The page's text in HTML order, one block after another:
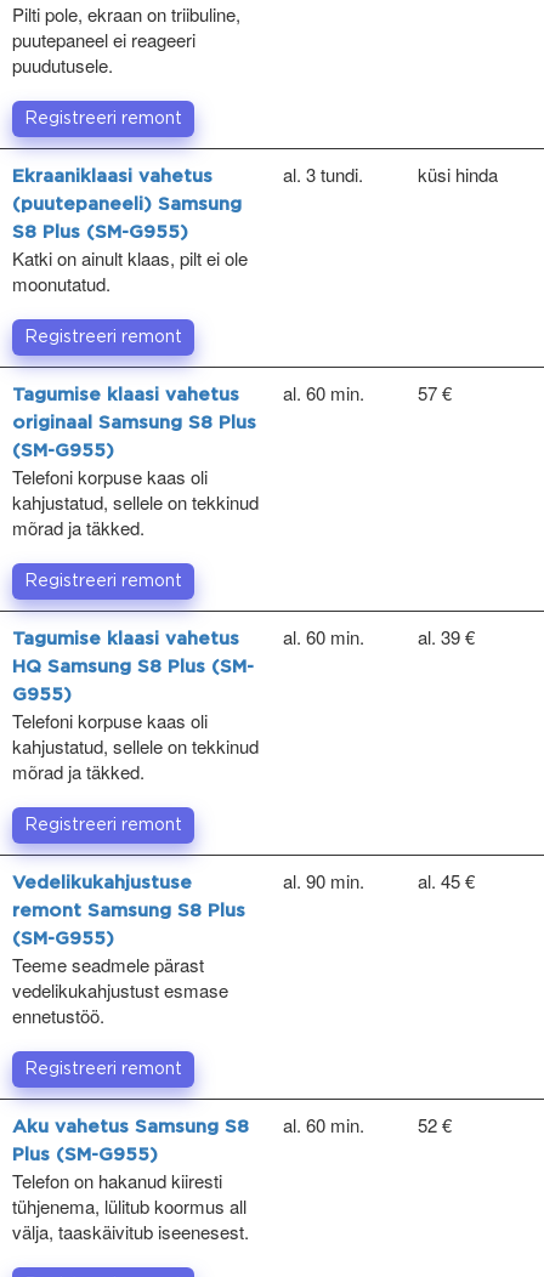
Pilti pole, ekraan on triibuline,
puutepaneel ei reageeri
puudutusele.
Registreeri remont
Ekraaniklaasi vahetus
(puutepaneeli) Samsung
S8 Plus (SM-G955)
Katki on ainult klaas, pilt ei ole
moonutatud.
al. 3 tundi. küsi hinda
Registreeri remont
Tagumise klaasi vahetus
originaal Samsung S8 Plus
(SM-G955)
Telefoni korpuse kaas oli
kahjustatud, sellele on tekkinud
mõrad ja täkked.
al. 60 min. 57 €
Registreeri remont
Tagumise klaasi vahetus
HQ Samsung S8 Plus (SM-
G955)
Telefoni korpuse kaas oli
kahjustatud, sellele on tekkinud
mõrad ja täkked.
al. 60 min. al. 39 €
Registreeri remont
Vedelikukahjustuse
remont Samsung S8 Plus
(SM-G955)
Teeme seadmele pärast
vedelikukahjustust esmase
ennetustöö.
al. 90 min. al. 45 €
Registreeri remont
Aku vahetus Samsung S8
Plus (SM-G955)
Telefon on hakanud kiiresti
tühjenema, lülitub koormus all
välja, taaskäivitub iseenesest.
al. 60 min. 52 €